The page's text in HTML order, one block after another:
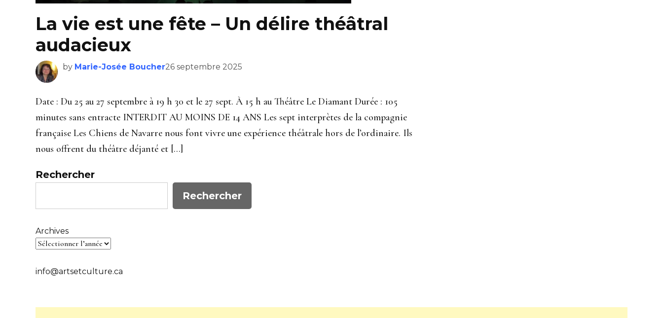
La vie est une fête – Un délire théâtral
audacieux
by Marie-Josée Boucher26 septembre 2025
Date : Du 25 au 27 septembre à 19 h 30 et le 27 sept. À 15 h au Théâtre Le Diamant Durée : 105
minutes sans entracte INTERDIT AU MOINS DE 14 ANS Les sept interprètes de la compagnie
française Les Chiens de Navarre nous font vivre une expérience théâtrale hors de l’ordinaire. Ils
nous offrent du théâtre déjanté et […]
Rechercher
Rechercher
Archives
info@artsetculture.ca